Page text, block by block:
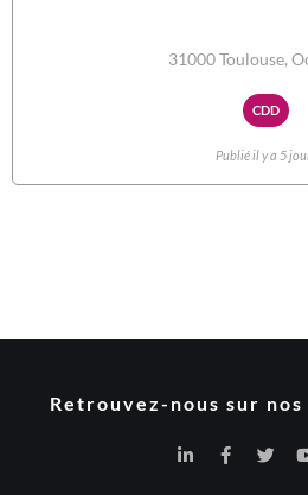
31000 Toulouse,
CDD
Publié il y a 5
Retrouvez-nous sur